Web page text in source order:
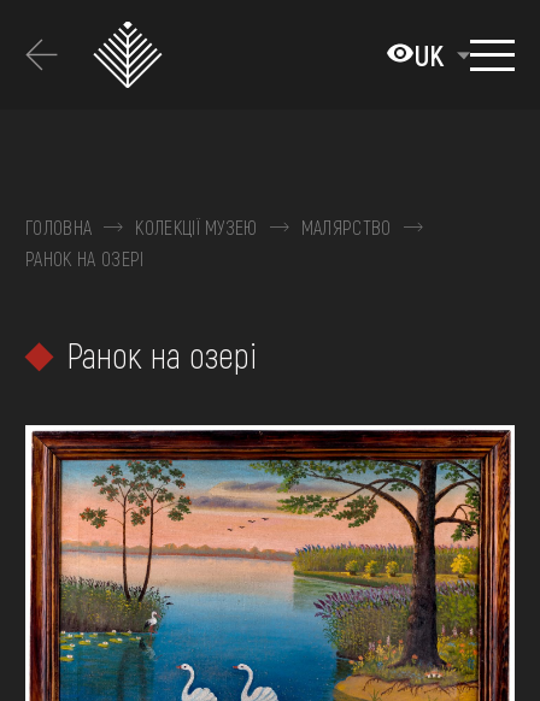
основного
UK
КОЛЕКЦІЇ
ВИСТАВКИ ТА ПОДІЇ
ВІДВІДАТИ
НАВЧИТИСЯ
ПОСЛУГИ
FAQ
ОНЛАЙН-КРАМНИЦЯ
ПІДТРИМАТИ
ГОЛОВНА КОЛЕКЦІЇ МУЗЕЮ
МАЛЯРСТВО
РАНОК НА ОЗЕРІ
Ранок на озері